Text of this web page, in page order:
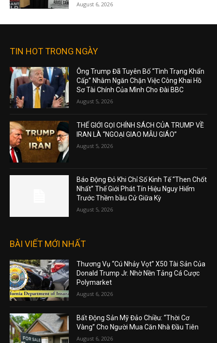
August 6, 2026
TIN HOT TRONG NGÀY
Ông Trump Đã Tuyên Bố “Tình Trạng Khẩn
Cấp” Nhằm Ngăn Chặn Việc Công Khai Hồ
Sơ Tài Chính Của Mình Cho Đài BBC
August 5, 2026
THẾ GIỚI GỌI CHÍNH SÁCH CỦA TRUMP VỀ
IRAN LÀ “NGOẠI GIAO MẪU GIÁO”
August 5, 2026
Báo Động Đỏ Khi Chỉ Số Kinh Tế “Then Chốt
Nhất” Thế Giới Phát Tín Hiệu Nguy Hiểm
Trước Thềm bầu Cử Giữa Kỳ
August 5, 2026
BÀI VIẾT MỚI NHẤT
Thương Vụ “Cú Nhảy Vọt” X50 Tài Sản Của
Donald Trump Jr. Nhờ Nền Tảng Cá Cược
Polymarket
August 6, 2026
Bất Động Sản Mỹ Đảo Chiều: “Thời Cơ
Vàng” Cho Người Mua Căn Nhà Đầu Tiên
August 6, 2026